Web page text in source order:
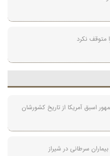
متوقف نکرد
سرطانی در شیراز